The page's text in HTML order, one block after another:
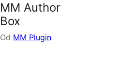
MM Author
Box
Od MM Plugin